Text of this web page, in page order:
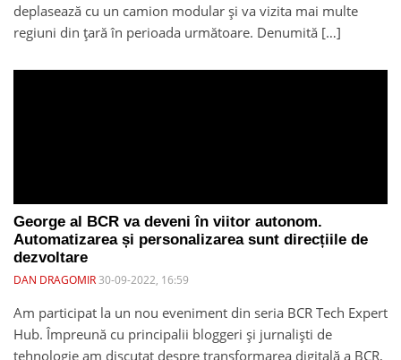
deplasează cu un camion modular și va vizita mai multe
regiuni din țară în perioada următoare. Denumită […]
George al BCR va deveni în viitor autonom.
Automatizarea și personalizarea sunt direcțiile de
dezvoltare
DAN DRAGOMIR30-09-2022, 16:59
Am participat la un nou eveniment din seria BCR Tech Expert
Hub. Împreună cu principalii bloggeri și jurnaliști de
tehnologie am discutat despre transformarea digitală a BCR,